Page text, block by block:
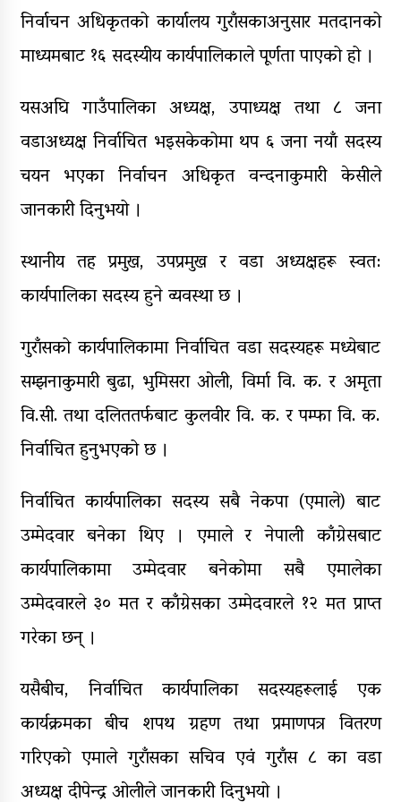
पाँच लाख घुससहित कर अधिकृत
रंगेहात पक्राऊ
निर्वाचन अधिकृतको कार्यालय गुराँसकाअनुसार मतदानको
माध्यमबाट १६ सदस्यीय कार्यपालिकाले पूर्णता पाएको हो ।
यसअघि गाउँपालिका अध्यक्ष, उपाध्यक्ष तथा ८ जना
वडाअध्यक्ष निर्वाचित भइसकेकोमा थप ६ जना नयाँ सदस्य
चयन भएका निर्वाचन अधिकृत वन्दनाकुमारी केसीले
जानकारी दिनुभयो ।
स्थानीय तह प्रमुख, उपप्रमुख र वडा अध्यक्षहरू स्वत:
कार्यपालिका सदस्य हुने व्यवस्था छ ।
गुराँसको कार्यपालिकामा निर्वाचित वडा सदस्यहरू मध्येबाट
सम्झनाकुमारी बुढा, भुमिसरा ओली, विर्मा वि. क. र अमृता
वि.सी. तथा दलिततर्फबाट कुलवीर वि. क. र पम्फा वि. क.
निर्वाचित हुनुभएको छ ।
निर्वाचित कार्यपालिका सदस्य सबै नेकपा (एमाले) बाट
उम्मेदवार बनेका थिए । एमाले र नेपाली काँग्रेसबाट
कार्यपालिकामा उम्मेदवार बनेकोमा सबै एमालेका
उम्मेदवारले ३० मत र काँग्रेसका उम्मेदवारले १२ मत प्राप्त
गरेका छन् ।
यसैबीच, निर्वाचित कार्यपालिका सदस्यहरूलाई एक
कार्यक्रमका बीच शपथ ग्रहण तथा प्रमाणपत्र वितरण
गरिएको एमाले गुराँसका सचिव एवं गुराँस ८ का वडा
अध्यक्ष दीपेन्द्र ओलीले जानकारी दिनुभयो ।